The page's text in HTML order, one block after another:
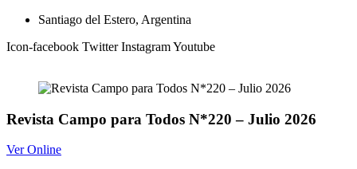
contenido
Santiago del Estero, Argentina
Icon-facebook Twitter InstagramYoutube
Revista Campo para Todos N*220 – Julio 2026
Ver Online